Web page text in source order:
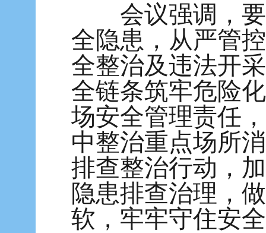
会议强调，要
全隐患，从严管
全整治及违法开
全链条筑牢危险
场安全管理责任
中整治重点场所
排查整治行动，
隐患排查治理，
软，牢牢守住安